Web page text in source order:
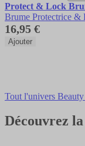
Protect & Lock
Brume Protectrice &
16,95 €
Ajouter
Tout l'univers Beauty
Découvrez